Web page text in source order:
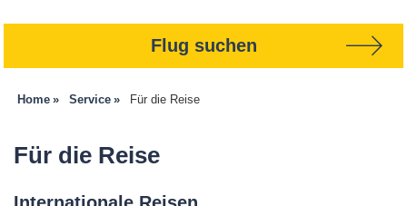
Flug suchen
Home Service Für die Reise
Für die Reise